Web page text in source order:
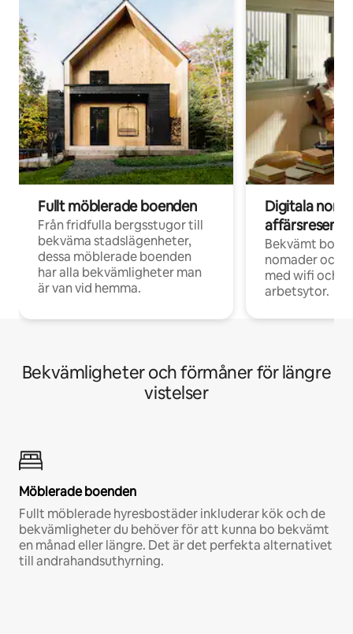
Fullt möblerade boenden
Från fridfulla bergsstugor till
bekväma stadslägenheter,
dessa möblerade boenden
har alla bekvämligheter man
är van vid hemma.
Digitala
Bekvämt
nomader och
med wifi och
arbetsytor.
Bekvämligheter och förmåner för längre
vistelser
Möblerade boenden
Fullt möblerade hyresbostäder inkluderar kök och de
bekvämligheter du behöver för att kunna bo bekvämt
en månad eller längre. Det är det perfekta alternativet
till andrahandsuthyrning.